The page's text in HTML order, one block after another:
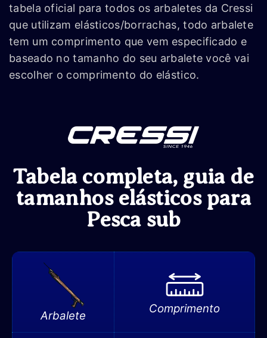
tabela oficial para todos os arbaletes da Cressi
que utilizam elásticos/borrachas, todo arbalete
tem um comprimento que vem especificado e
baseado no tamanho do seu arbalete você vai
escolher o comprimento do elástico.
Tabela completa, guia de
tamanhos elásticos para
Pesca sub
Arbalete
Comprimento